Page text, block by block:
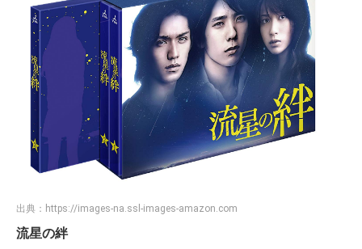
出典： https://images-na.ssl-images-amazon.com
流星の絆